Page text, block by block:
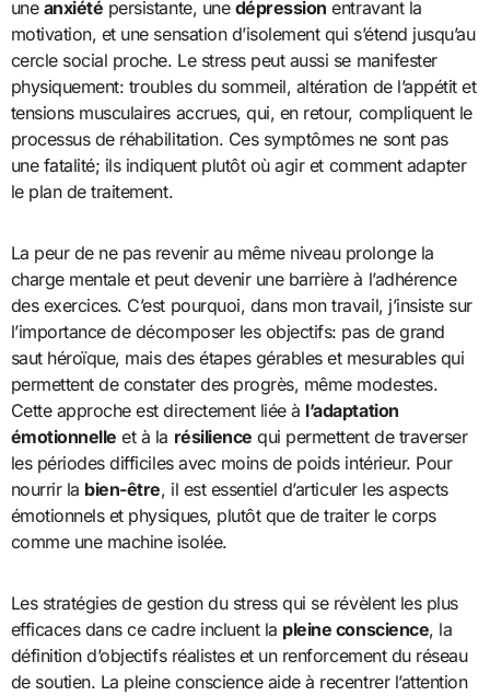
une anxiété persistante, une dépression entravant la
motivation, et une sensation d’isolement qui s’étend jusqu’au
cercle social proche. Le stress peut aussi se manifester
physiquement: troubles du sommeil, altération de l’appétit et
tensions musculaires accrues, qui, en retour, compliquent le
processus de réhabilitation. Ces symptômes ne sont pas
une fatalité; ils indiquent plutôt où agir et comment adapter
le plan de traitement.
La peur de ne pas revenir au même niveau prolonge la
charge mentale et peut devenir une barrière à l’adhérence
des exercices. C’est pourquoi, dans mon travail, j’insiste sur
l’importance de décomposer les objectifs: pas de grand
saut héroïque, mais des étapes gérables et mesurables qui
permettent de constater des progrès, même modestes.
Cette approche est directement liée à l’adaptation
émotionnelle et à la résilience qui permettent de traverser
les périodes difficiles avec moins de poids intérieur. Pour
nourrir la bien-être, il est essentiel d’articuler les aspects
émotionnels et physiques, plutôt que de traiter le corps
comme une machine isolée.
Les stratégies de gestion du stress qui se révèlent les plus
efficaces dans ce cadre incluent la pleine conscience, la
définition d’objectifs réalistes et un renforcement du réseau
de soutien. La pleine conscience aide à recentrer l’attention